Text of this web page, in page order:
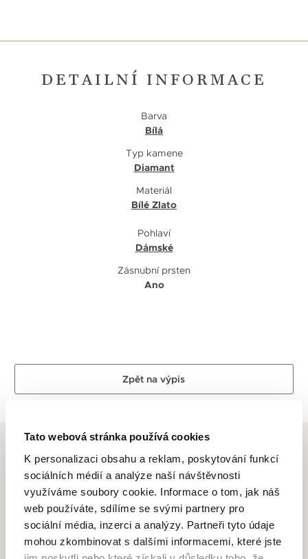
Tato webová stránka používá cookies
K personalizaci obsahu a reklam, poskytování funkcí
sociálních médií a analýze naší návštěvnosti
využíváme soubory cookie. Informace o tom, jak náš
web používáte, sdílíme se svými partnery pro
sociální média, inzerci a analýzy. Partneři tyto údaje
mohou zkombinovat s dalšími informacemi, které jste
DETAILNÍ INFORMACE
Barva
Bílá
Typ kamene
Diamant
Materiál
Bílé Zlato
Pohlaví
Dámské
Zásnubní prsten
Ano
Zpět na výpis
ALTMAN DIAMOND
Dlouhletá zkušenost, odborné znalosti, láska k řemeslu a
zlatnické dovednosti je to, co se odráží ve špercích Altman